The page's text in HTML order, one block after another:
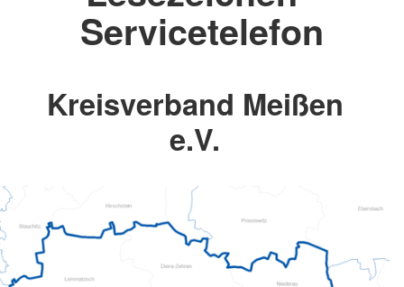
Servicetelefon
Kreisverband Meißen
e.V.